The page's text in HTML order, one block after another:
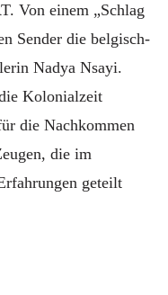
Von einem „Schlag
Sender die belgisch-
Nadya Nsayi.
Kolonialzeit
die Nachkommen
die im
geteilt